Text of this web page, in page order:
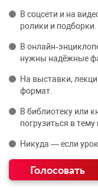
В соцсети и на
ролики и подборки.
В
нужны надёжные
На выставки,
формат.
В библиотеку или
погрузиться в тему
Никуда — если